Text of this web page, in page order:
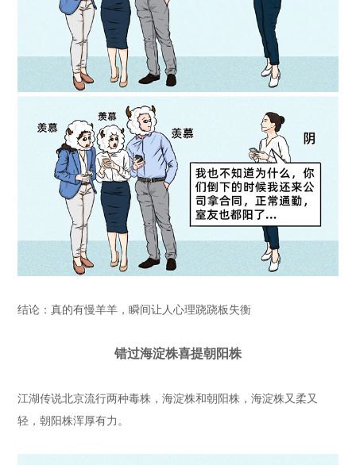
结论：真的有慢羊羊，瞬间让人心理跷跷板失衡
错过海淀株喜提朝阳株
江湖传说北京流行两种毒株，海淀株和朝阳株，海淀株又柔又
轻，朝阳株浑厚有力。